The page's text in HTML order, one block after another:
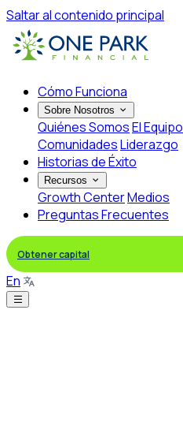
Saltar al contenido principal
Cómo Funciona
Sobre Nosotros
Quiénes SomosEl Equipo
ComunidadesLiderazgo
Historias de Éxito
Recursos
Growth CenterMedios
Preguntas Frecuentes
Obtener capital
En